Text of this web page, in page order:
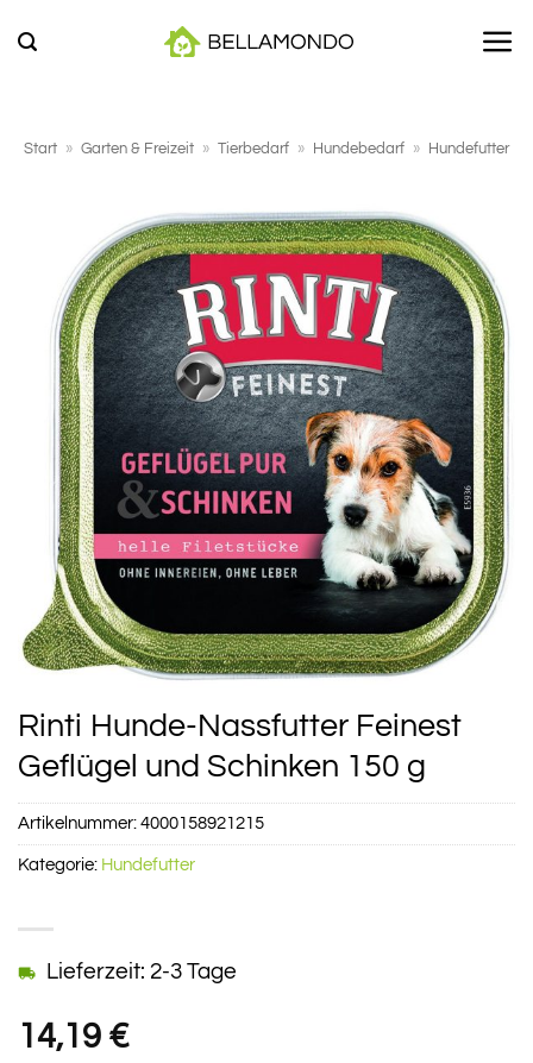
Inhalt
Start » Garten & Freizeit » Tierbedarf » Hundebedarf » Hundefutter
Rinti Hunde-Nassfutter Feinest
Geflügel und Schinken 150 g
14,19 €
Lieferzeit: 2-3 Tage
Artikelnummer: 4000158921215
Kategorie: Hundefutter